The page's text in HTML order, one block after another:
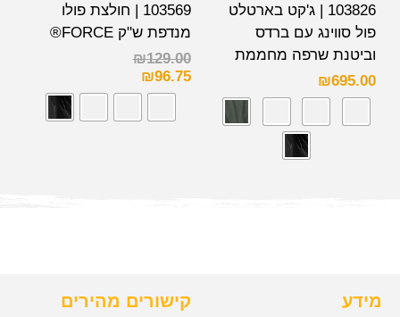
103826 | ג'קט בארטלט
פול סווינג עם ברדס
וביטנת שרפה מחממת
₪695.00
103569 | חולצת פולו
מנדפת ש"ק FORCE®
₪129.00
₪96.75
מידע קישורים מהירים